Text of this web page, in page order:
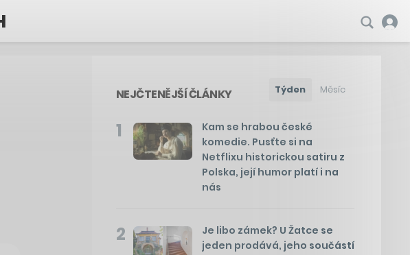
NEJČTENĚJŠÍ ČLÁNKY Týden Měsíc
1
Kam se hrabou české
komedie. Pusťte si na
Netflixu historickou satiru z
Polska, její humor platí i na
nás
2
Je libo zámek? U Žatce se
jeden prodává, jeho součástí